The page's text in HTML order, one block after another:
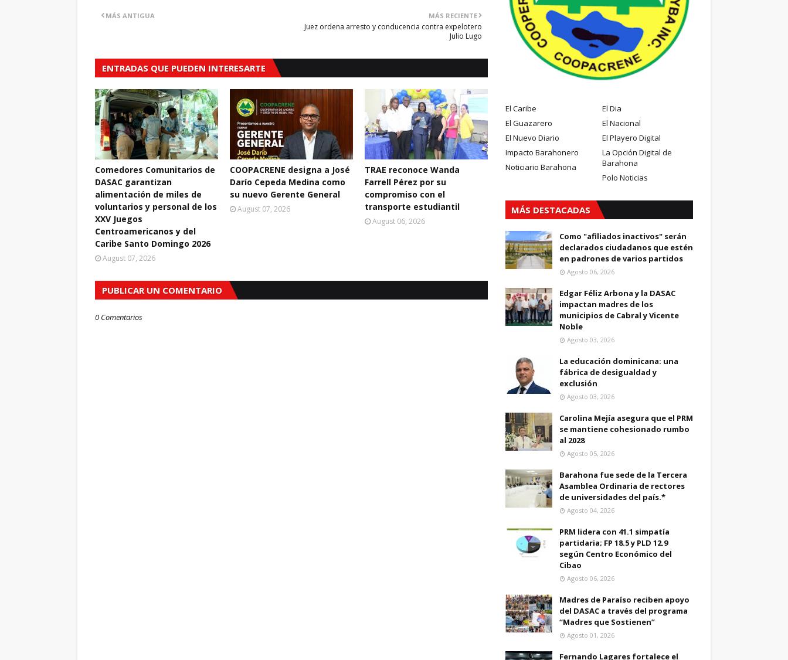
MÁS RECIENTE
Juez ordena arresto y conducencia contra expelotero
Julio Lugo
MÁS ANTIGUA
ENTRADAS QUE PUEDEN INTERESARTE
Comedores Comunitarios de
DASAC garantizan
alimentación de miles de
voluntarios y personal de los
XXV Juegos
Centroamericanos y del
Caribe Santo Domingo 2026
August 07, 2026
COOPACRENE designa a José
Darío Cepeda Medina como
su nuevo Gerente General
August 07, 2026
TRAE reconoce Wanda
Farrell Pérez por su
compromiso con el
transporte estudiantil
August 06, 2026
PUBLICAR UN COMENTARIO
0 Comentarios
El Caribe
El Dia
El Guazarero
El Nacional
El Nuevo Diario
El Playero Digital
Impacto Barahonero
La Opción Digital de
Barahona
Noticiario Barahona
Polo Noticias
MÁS DESTACADAS
Como "afiliados inactivos" serán
declarados ciudadanos que estén
en padrones de varios partidos
Agosto 06, 2026
Edgar Féliz Arbona y la DASAC
impactan madres de los
municipios de Cabral y Vicente
Noble
Agosto 03, 2026
La educación dominicana: una
fábrica de desigualdad y
exclusión
Agosto 03, 2026
Carolina Mejía asegura que el PRM
se mantiene cohesionado rumbo
al 2028
Agosto 05, 2026
Barahona fue sede de la Tercera
Asamblea Ordinaria de rectores
de universidades del país.*
Agosto 04, 2026
PRM lidera con 41.1 simpatía
partidaria; FP 18.5 y PLD 12.9
según Centro Económico del
Cibao
Agosto 06, 2026
Madres de Paraíso reciben apoyo
del DASAC a través del programa
“Madres que Sostienen”
Agosto 01, 2026
Fernando Lagares fortalece el